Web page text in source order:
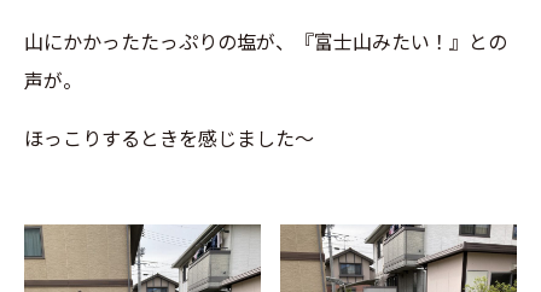
山にかかったたっぷりの塩が、『富士山みたい！』との
声が。
ほっこりするときを感じました～